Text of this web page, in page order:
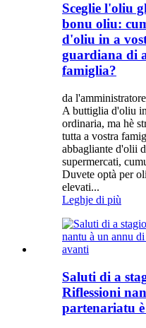
Sceglie l'oliu
bonu oliu:
d'oliu in a
guardiana di
famiglia?
da
A buttiglia d'oliu
ordinaria, ma hè
tutta a vostra
abbagliante d'olii
supermercati,
Duvete optà per
elevati...
Leghje di più
Saluti di a
Riflessioni
partenariatu